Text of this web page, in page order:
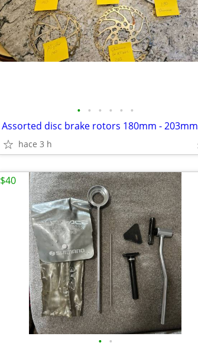
• • • • • •
Assorted disc brake rotors 180mm - 203mm
hace 3 h
• •
$40